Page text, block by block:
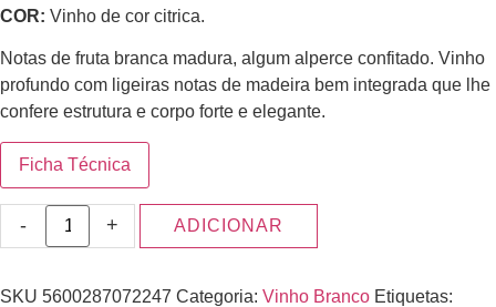
COR: Vinho de cor citrica.
Notas de fruta branca madura, algum alperce confitado. Vinho
profundo com ligeiras notas de madeira bem integrada que lhe
confere estrutura e corpo forte e elegante.
Ficha Técnica
- + ADICIONAR
SKU 5600287072247 Categoria: Vinho Branco Etiquetas: